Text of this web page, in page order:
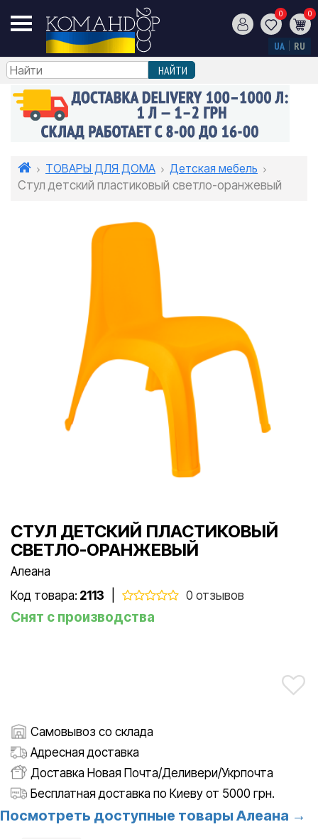
0 0
UA RU
ТОВАРЫ ДЛЯ ДОМА
Детская мебель
Стул детский пластиковый светло-оранжевый
СТУЛ ДЕТСКИЙ ПЛАСТИКОВЫЙ
СВЕТЛО-ОРАНЖЕВЫЙ
Алеана
Код товара: 2113 0 отзывов
Снят с производства
Самовывоз со склада
Адресная доставка
Доставка Новая Почта/Деливери/Укрпочта
Бесплатная доставка по Киеву от 5000 грн.
Посмотреть доступные товары Алеана →